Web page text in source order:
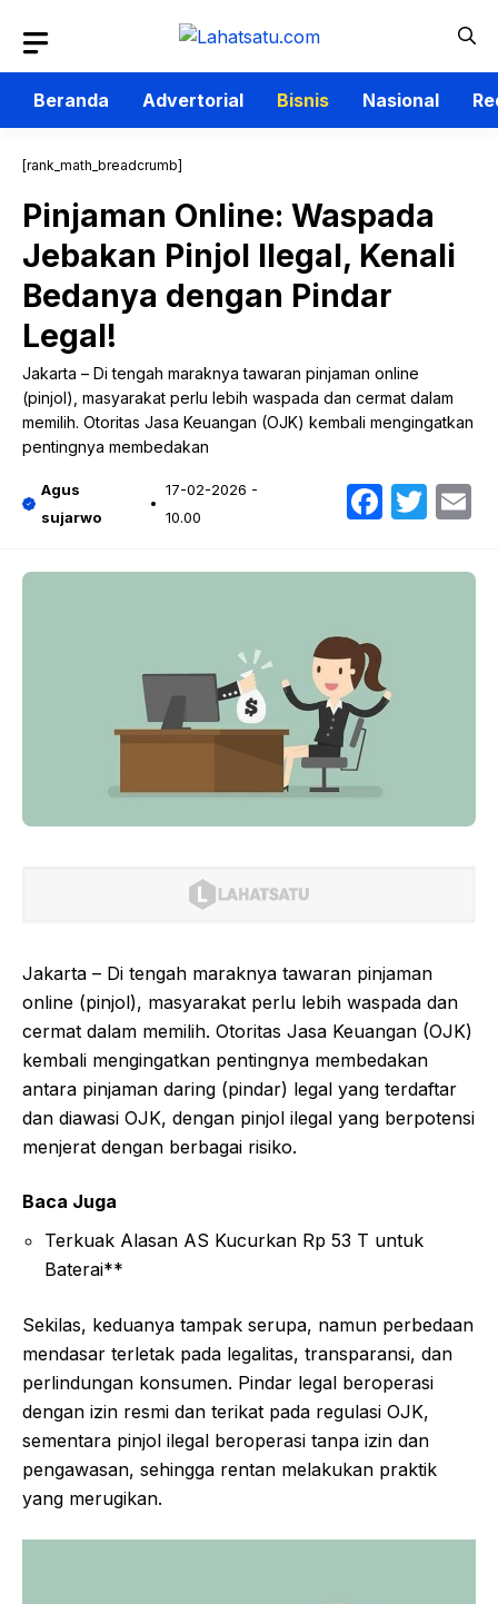
isi
Beranda
Advertorial Bisnis Nasional
[rank_math_breadcrumb]
Pinjaman Online: Waspada
Jebakan Pinjol Ilegal, Kenali
Bedanya dengan Pindar
Legal!
Jakarta – Di tengah maraknya tawaran pinjaman online
(pinjol), masyarakat perlu lebih waspada dan cermat dalam
memilih. Otoritas Jasa Keuangan (OJK) kembali mengingatkan
pentingnya membedakan
Agus
sujarwo
17-02-2026 -
10.00
Jakarta – Di tengah maraknya tawaran pinjaman
online (pinjol), masyarakat perlu lebih waspada dan
cermat dalam memilih. Otoritas Jasa Keuangan (OJK)
kembali mengingatkan pentingnya membedakan
antara pinjaman daring (pindar) legal yang terdaftar
dan diawasi OJK, dengan pinjol ilegal yang berpotensi
menjerat dengan berbagai risiko.
Baca Juga
Terkuak Alasan AS Kucurkan Rp 53 T untuk
Baterai**
Sekilas, keduanya tampak serupa, namun perbedaan
mendasar terletak pada legalitas, transparansi, dan
perlindungan konsumen. Pindar legal beroperasi
dengan izin resmi dan terikat pada regulasi OJK,
sementara pinjol ilegal beroperasi tanpa izin dan
pengawasan, sehingga rentan melakukan praktik
yang merugikan.